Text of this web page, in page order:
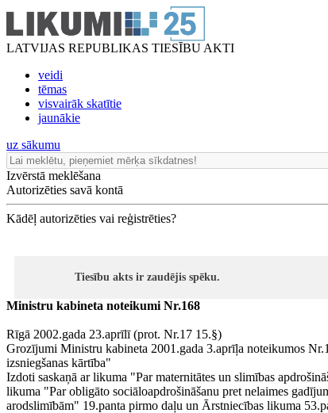
LATVIJAS REPUBLIKAS TIESĪBU AKTI
veidi
tēmas
visvairāk skatītie
jaunākie
uz sākumu
Izvērstā meklēšana
Autorizēties savā kontā
Kādēļ autorizēties vai reģistrēties?
Tiesību akts ir zaudējis spēku.
Ministru kabineta noteikumi Nr.168
Rīgā 2002.gada 23.aprīlī (prot. Nr.17 15.§)
Grozījumi Ministru kabineta 2001.gada 3.aprīļa noteikumos
izsniegšanas kārtība"
Izdoti saskaņā ar likuma "Par maternitātes un slimības
likuma "Par obligāto sociāloapdrošināšanu pret nelaimes
arodslimībām" 19.panta pirmo daļu un Ārstniecības likuma